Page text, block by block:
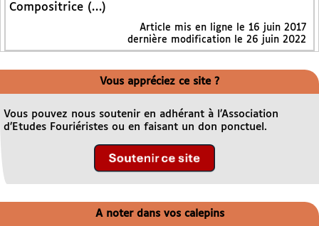
Compositrice (…)
Article mis en ligne le 16 juin 2017
dernière modification le 26 juin 2022
Vous appréciez ce site ?
Vous pouvez nous soutenir en adhérant à l’Association
d’Etudes Fouriéristes ou en faisant un don ponctuel.
A noter dans vos calepins